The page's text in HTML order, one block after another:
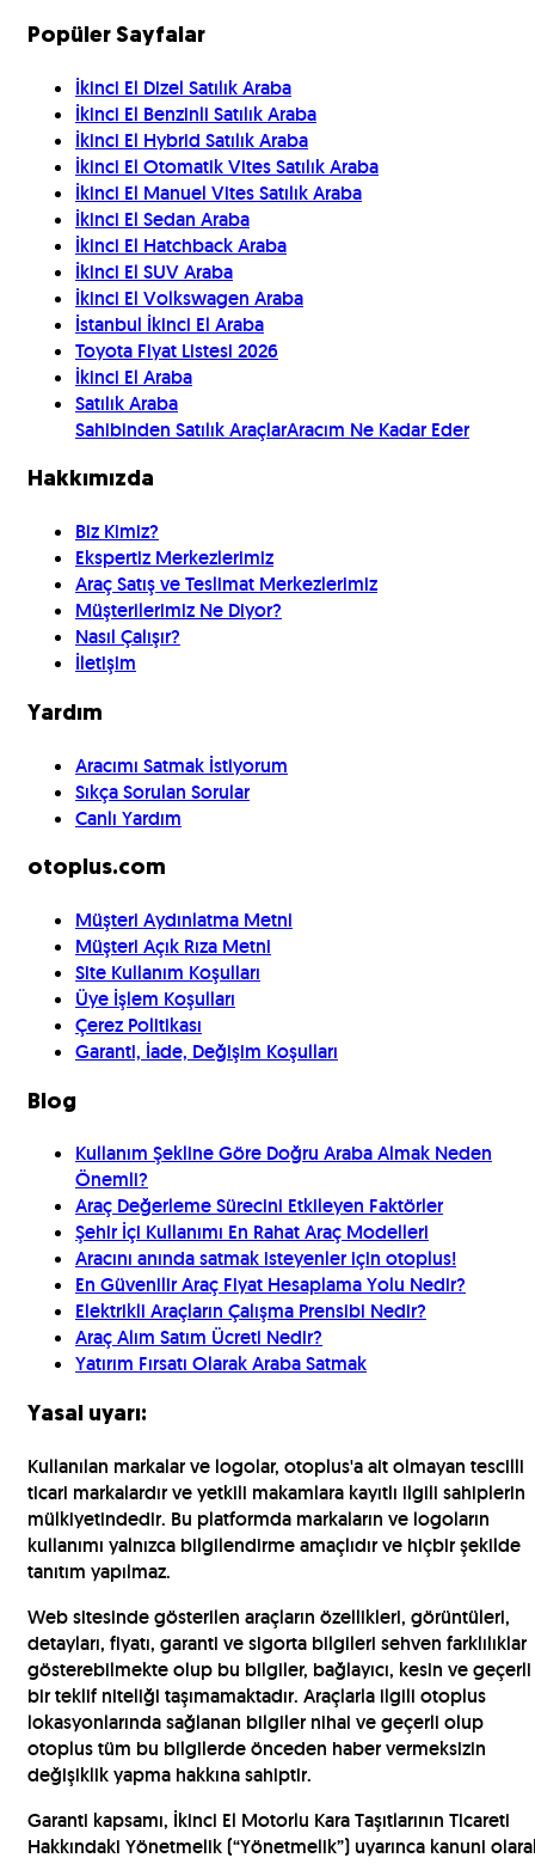
Popüler Sayfalar
İkinci El Dizel Satılık Araba
İkinci El Benzinli Satılık Araba
İkinci El Hybrid Satılık Araba
İkinci El Otomatik Vites Satılık Araba
İkinci El Manuel Vites Satılık Araba
İkinci El Sedan Araba
İkinci El Hatchback Araba
İkinci El SUV Araba
İkinci El Volkswagen Araba
İstanbul İkinci El Araba
Toyota Fiyat Listesi 2026
İkinci El Araba
Satılık Araba
Sahibinden Satılık AraçlarAracım Ne Kadar Eder
Hakkımızda
Biz Kimiz?
Ekspertiz Merkezlerimiz
Araç Satış ve Teslimat Merkezlerimiz
Müşterilerimiz Ne Diyor?
Nasıl Çalışır?
İletişim
Yardım
Aracımı Satmak İstiyorum
Sıkça Sorulan Sorular
Canlı Yardım
otoplus.com
Müşteri Aydınlatma Metni
Müşteri Açık Rıza Metni
Site Kullanım Koşulları
Üye İşlem Koşulları
Çerez Politikası
Garanti, İade, Değişim Koşulları
Blog
Kullanım Şekline Göre Doğru Araba Almak Neden
Önemli?
Araç Değerleme Sürecini Etkileyen Faktörler
Şehir İçi Kullanımı En Rahat Araç Modelleri
Aracını anında satmak isteyenler için otoplus!
En Güvenilir Araç Fiyat Hesaplama Yolu Nedir?
Elektrikli Araçların Çalışma Prensibi Nedir?
Araç Alım Satım Ücreti Nedir?
Yatırım Fırsatı Olarak Araba Satmak
Yasal uyarı:
Kullanılan markalar ve logolar, otoplus'a ait olmayan tescilli
ticari markalardır ve yetkili makamlara kayıtlı ilgili sahiplerin
mülkiyetindedir. Bu platformda markaların ve logoların
kullanımı yalnızca bilgilendirme amaçlıdır ve hiçbir şekilde
tanıtım yapılmaz.
Web sitesinde gösterilen araçların özellikleri, görüntüleri,
detayları, fiyatı, garanti ve sigorta bilgileri sehven farklılıklar
gösterebilmekte olup bu bilgiler, bağlayıcı, kesin ve geçerli
bir teklif niteliği taşımamaktadır. Araçlarla ilgili otoplus
lokasyonlarında sağlanan bilgiler nihai ve geçerli olup
otoplus tüm bu bilgilerde önceden haber vermeksizin
değişiklik yapma hakkına sahiptir.
Garanti kapsamı, İkinci El Motorlu Kara Taşıtlarının Ticareti
Hakkındaki Yönetmelik (“Yönetmelik”) uyarınca kanuni